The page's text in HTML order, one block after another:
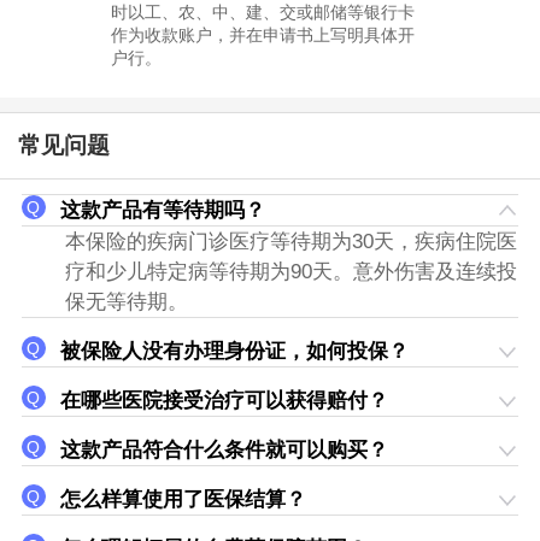
时以工、农、中、建、交或邮储等银行卡
作为收款账户，并在申请书上写明具体开
户行。
常见问题
这款产品有等待期吗？
本保险的疾病门诊医疗等待期为30天，疾病住院医
疗和少儿特定病等待期为90天。意外伤害及连续投
保无等待期。
被保险人没有办理身份证，如何投保？
在哪些医院接受治疗可以获得赔付？
这款产品符合什么条件就可以购买？
怎么样算使用了医保结算？